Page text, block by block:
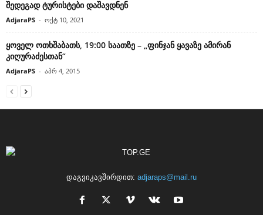
შედეგად ტურისტები დაშავდნენ
AdjaraPS - ოქტ 10, 2021
ყოველ ოთხშაბათს, 19:00 საათზე – „ფინჯან ყავაზე ამირან
კიღურაძესთან“
AdjaraPS - აპრ 4, 2015
დაგვიკავშირდით: adjaraps@mail.ru